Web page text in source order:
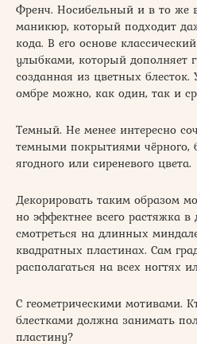
Френч. Носибельный и в то же
маникюр, который подходит
кода. В его основе
улыбками, который дополняет
созданная из цветных
омбре можно, как один, так и
Темный. Не менее интересно
темными покрытиями чёрного,
ягодного или сиреневого цвета.
Декорировать таким образом
но эффектнее всего растяжка в
смотреться на длинных
квадратных пластинах. Сам
располагаться на всех ногтях
С геометрическими мотивами.
блестками должна занимать
пластину?